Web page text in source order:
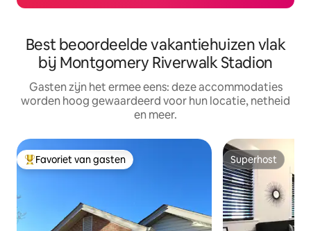
Best beoordeelde vakantiehuizen vlak
bij Montgomery Riverwalk Stadion
Gasten zijn het ermee eens: deze accommodaties
worden hoog gewaardeerd voor hun locatie, netheid
en meer.
Topfavoriet van gasten
Favoriet van gasten Superhost
Superhost